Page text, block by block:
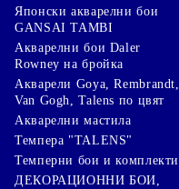
Японски акварелни бои
GANSAI TAMBI
Акварелни бои Daler
Rowney на бройка
Акварели Goya, Rembrandt,
Van Gogh, Talens по цвят
Акварелни мастила
Темпера "TALENS"
Темперни бои и комплекти
ДЕКОРАЦИОННИ БОИ,